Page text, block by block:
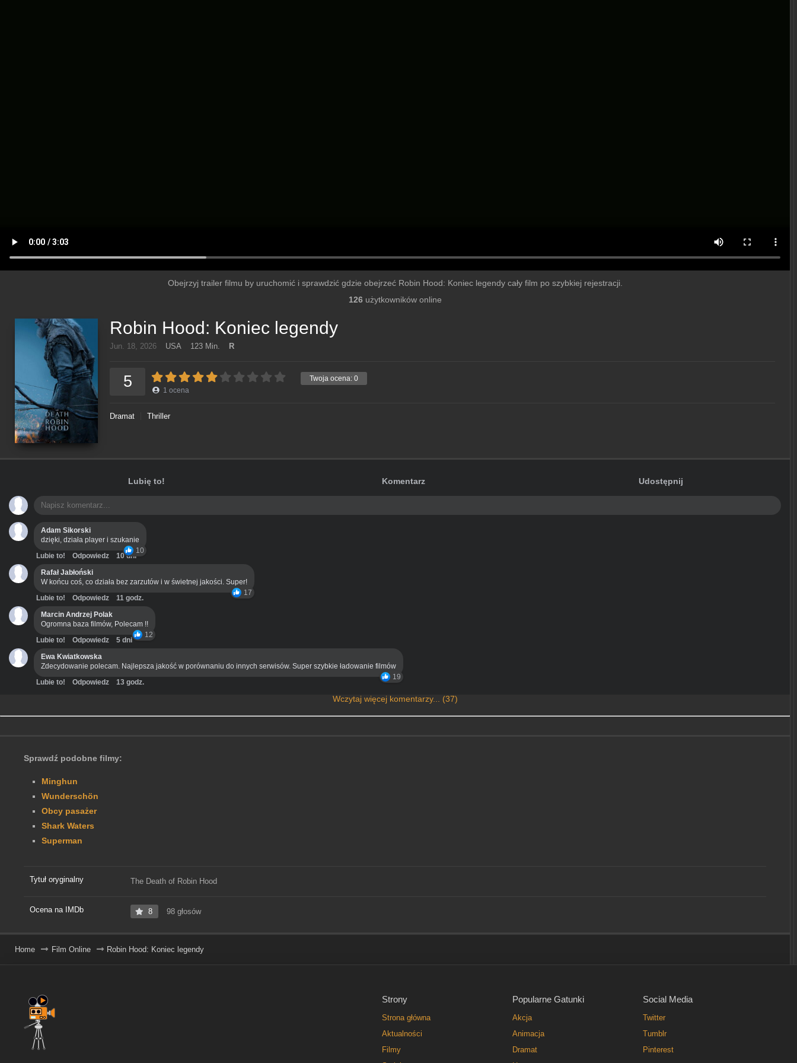
Obejrzyj trailer filmu by uruchomić i sprawdzić gdzie obejrzeć Robin Hood: Koniec legendy cały film po szybkiej rejestracji.
126użytkowników online
Robin Hood: Koniec legendy
Jun. 18, 2026 USA 123 Min. R
Twoja ocena: 0
5 1 ocena
Dramat Thriller
Lubię to! Komentarz Udostępnij
Adam Sikorski
dzięki, działa player i szukanie
10
Lubie to! Odpowiedz
10 dni
Rafał Jabłoński
W końcu coś, co działa bez zarzutów i w świetnej jakości. Super!
17
Lubie to! Odpowiedz
11 godz.
Marcin Andrzej Polak
Ogromna baza filmów, Polecam !!
12
Lubie to! Odpowiedz
5 dni
Ewa Kwiatkowska
Zdecydowanie polecam. Najlepsza jakość w porównaniu do innych serwisów. Super szybkie ładowanie filmów
19
Lubie to! Odpowiedz 13 godz.
Wczytaj więcej komentarzy... (37)
Sprawdź podobne filmy:
Minghun
Wunderschön
Obcy pasażer
Shark Waters
Superman
Tytuł oryginalny The Death of Robin Hood
Ocena na IMDb 8 98 głosów
Home Film Online Robin Hood: Koniec legendy
Strony
Strona główna
Aktualności
Filmy
Popularne Gatunki
Akcja
Animacja
Dramat
Social Media
Twitter
Tumblr
Pinterest